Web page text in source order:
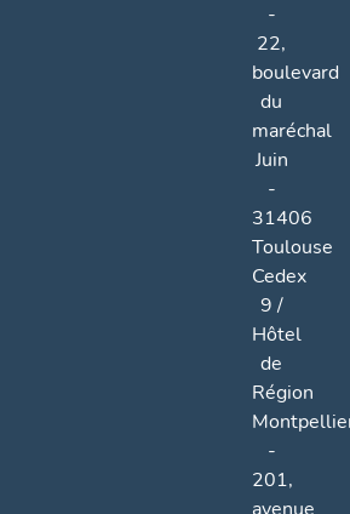
-
22,
boulevard
du
maréchal
Juin
-
31406
Toulouse
Cedex
9 /
Hôtel
de
Région
-
201,